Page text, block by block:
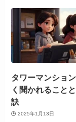
タワーマンショ
く聞かれること
訣
2025年1月13日